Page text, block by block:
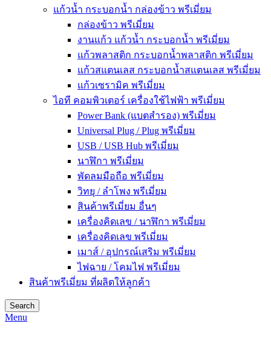
แก้วน้ำ กระบอกน้ำ กล่องข้าว พรีเมี่ยม
กล่องข้าว พรีเมี่ยม
งานแก้ว แก้วน้ำ กระบอกน้ำ พรีเมี่ยม
แก้วพลาสติก กระบอกน้ำพลาสติก พรีเมี่ยม
แก้วสแตนเลส กระบอกน้ำสแตนเลส พรีเมี่ยม
แก้วเซรามิค พรีเมี่ยม
ไอที คอมพิวเตอร์ เครื่องใช้ไฟฟ้า พรีเมี่ยม
Power Bank (แบตสำรอง) พรีเมี่ยม
Universal Plug / Plug พรีเมี่ยม
USB / USB Hub พรีเมี่ยม
นาฬิกา พรีเมี่ยม
พัดลมมือถือ พรีเมี่ยม
วิทยุ / ลำโพง พรีเมี่ยม
สินค้าพรีเมี่ยม อื่นๆ
เครื่องคิดเลข / นาฬิกา พรีเมี่ยม
เครื่องคิดเลข พรีเมี่ยม
เมาส์ / อุปกรณ์เสริม พรีเมี่ยม
ไฟฉาย / โคมไฟ พรีเมี่ยม
สินค้าพรีเมี่ยม ที่ผลิตให้ลูกค้า
Search
Menu